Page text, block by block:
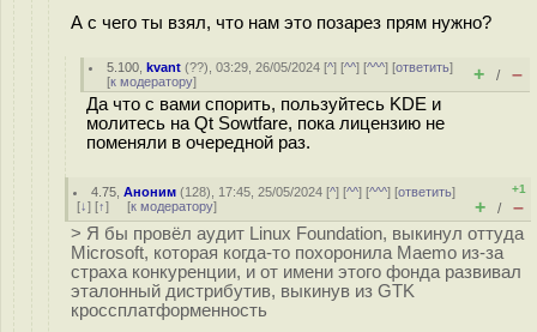
А с чего ты взял, что нам это позарез прям нужно?
5.100 ,kvant (??), 03:29, 26/05/2024 [^] [^^] [^^^] [ответить]
[к модератору] + / –
Да что с вами спорить, пользуйтесь KDE и
молитесь на Qt Sowtfare, пока лицензию не
поменяли в очередной раз.
4.75 ,Аноним (128), 17:45, 25/05/2024 [^] [^^] [^^^] [ответить]
[↓] [↑] [к модератору]
+1
+ / –
> Я бы провёл аудит Linux Foundation, выкинул оттуда
Microsoft, которая когда-то похоронила Maemo из-за
страха конкуренции, и от имени этого фонда развивал
эталонный дистрибутив, выкинув из GTK
кроссплатформенность